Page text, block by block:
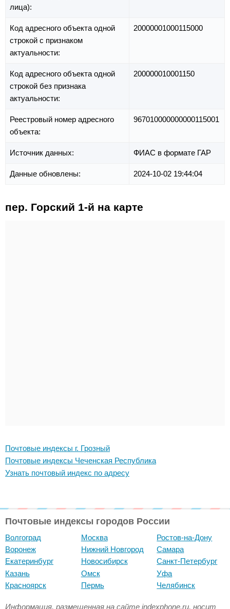
лица):
Код адресного объекта одной
строкой с признаком
актуальности:
20000001000115000
Код адресного объекта одной
строкой без признака
актуальности:
200000010001150
Реестровый номер адресного
объекта:
967010000000000115001
Источник данных: ФИАС в формате ГАР
Данные обновлены: 2024-10-02 19:44:04
пер. Горский 1-й на карте
Почтовые индексы г. Грозный
Почтовые индексы Чеченская Республика
Узнать почтовый индекс по адресу
Почтовые индексы городов России
Волгоград
Воронеж
Екатеринбург
Казань
Красноярск
Москва
Нижний Новгород
Новосибирск
Омск
Пермь
Ростов-на-Дону
Самара
Санкт-Петербург
Уфа
Челябинск
Информация, размещенная на сайте indexphone.ru, носит